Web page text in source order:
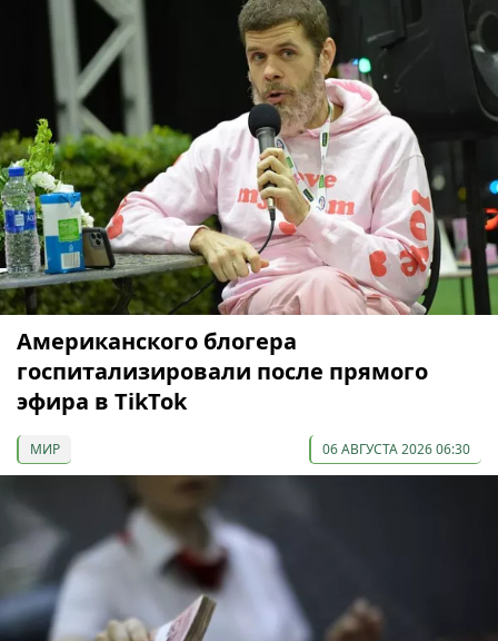
Американского блогера
госпитализировали после прямого
эфира в TikTok
МИР 06 АВГУСТА 2026 06:30